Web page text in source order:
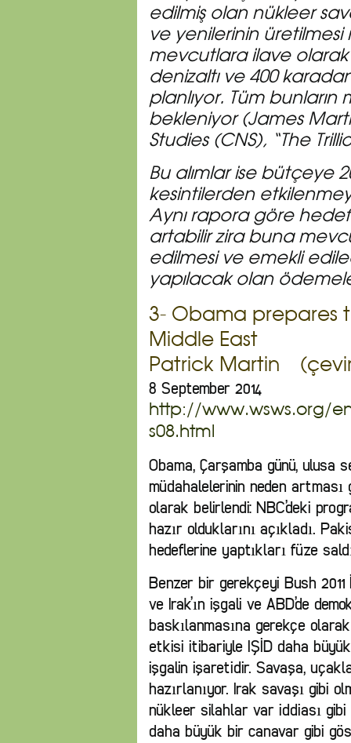
edilmiş olan nükleer
ve yenilerinin üretilmesi
mevcutlara ilave olarak
denizaltı ve 400
planlıyor. Tüm bunların
bekleniyor (James
Studies (CNS), “The
Bu alımlar ise bütçeye
kesintilerden
Aynı rapora göre
artabilir zira buna
edilmesi ve emekli
yapılacak olan
3- Obama prepares
Middle East
Patrick Martin
8 September 2014
http://www.wsws.org/
s08.html
Obama, Çarşamba günü, ulusa
müdahalelerinin neden
olarak belirlendi: NBC’deki
hazır olduklarını açıkladı.
hedeflerine yaptıkları füze
Benzer bir gerekçeyi Bush
ve Irak’ın işgali ve ABD’de
baskılanmasına gerekçe
etkisi itibariyle IŞİD daha
işgalin işaretidir. Savaşa,
hazırlanıyor. Irak savaşı gibi
nükleer silahlar var iddiası gibi
daha büyük bir canavar gibi